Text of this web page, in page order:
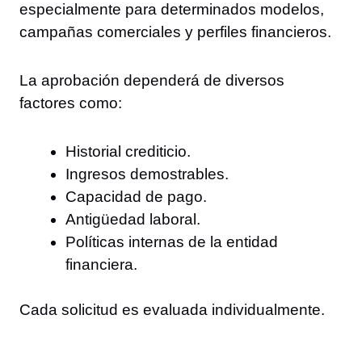
especialmente para determinados modelos,
campañas comerciales y perfiles financieros.
La aprobación dependerá de diversos
factores como:
Historial crediticio.
Ingresos demostrables.
Capacidad de pago.
Antigüedad laboral.
Políticas internas de la entidad
financiera.
Cada solicitud es evaluada individualmente.